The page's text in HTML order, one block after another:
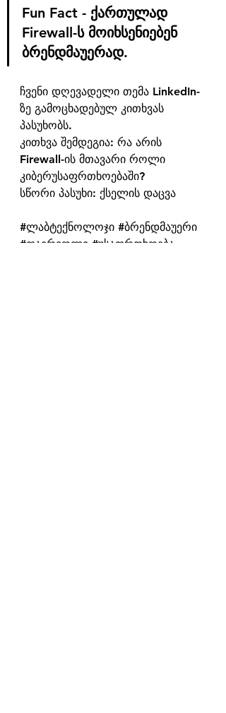
Fun Fact - ქართულად
Firewall-ს მოიხსენიებენ
ბრენდმაუერად.
ჩვენი დღევადელი თემა LinkedIn-
ზე გამოცხადებულ კითხვას
პასუხობს.
კითხვა შემდეგია: რა არის
Firewall-ის მთავარი როლი
კიბერუსაფრთხოებაში?
სწორი პასუხი: ქსელის დაცვა
#ლაბტექნოლოჯი #ბრენდმაუერი
#ფაერვოლი #უსაფრთხოება